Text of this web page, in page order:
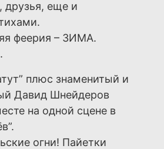
друзья, еще и
феерия – ЗИМА.
плюс знаменитый и
Давид Шнейдеров
на одной сцене в
огни! Пайетки